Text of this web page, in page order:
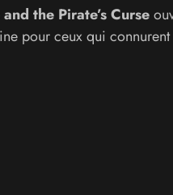
the Pirate’s Curse
pour ceux qui